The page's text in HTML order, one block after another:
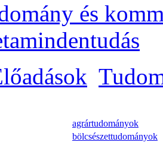
és
agrártudományok
bölcsészettudományok